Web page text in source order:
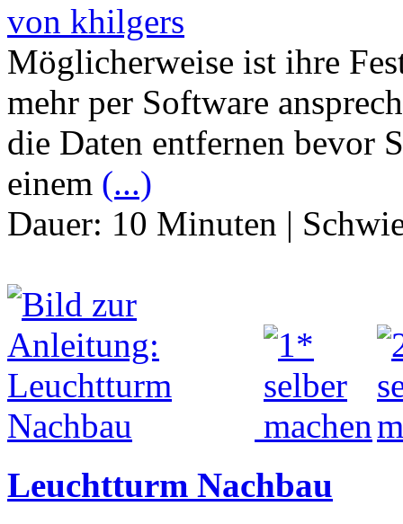
von khilgers
Möglicherweise ist ihre
mehr per Software
die Daten entfernen bevor
einem (...)
Dauer: 10 Minuten |
Leuchtturm Nachbau